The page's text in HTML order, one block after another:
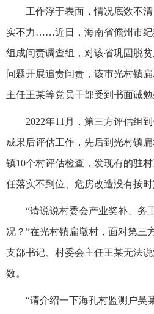
工作浮于表面，情况底数不
实不力……近日，海南省儋州市纪
组成问责调查组，对该省巩固脱
问题开展追责问责，该市光村镇
主任王某等党员干部受到书面诫勉
2022年11月，第三方评估组
成果后评估工作，先后到光村镇
镇10个村评估检查，发现有的驻
任落实不到位、危房改造没有按时
“请说说村委会产业奖补、务
况？”在光村镇扁墩村，面对第三
支部书记、村委会主任王某无法
数。
“请介绍一下海孔村监测户吴